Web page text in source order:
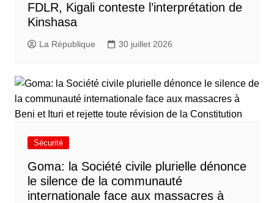
FDLR, Kigali conteste l’interprétation de
Kinshasa
La République 30 juillet 2026
Sécurité
Goma: la Société civile plurielle dénonce
le silence de la communauté
internationale face aux massacres à